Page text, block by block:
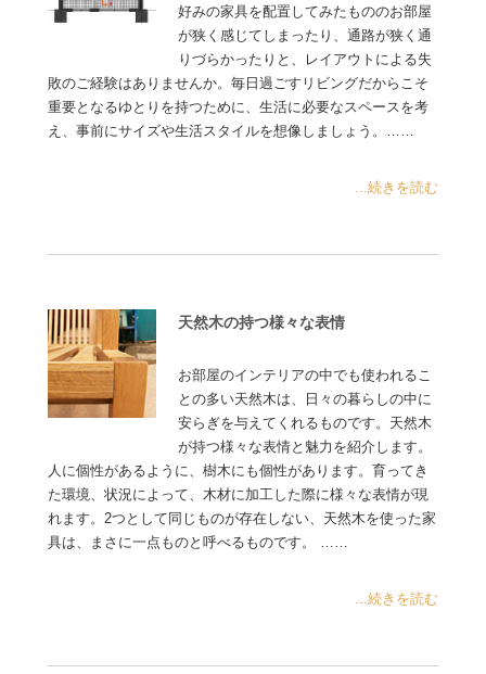
好みの家具を配置してみたもののお部屋
が狭く感じてしまったり、通路が狭く通
りづらかったりと、レイアウトによる失
敗のご経験はありませんか。毎日過ごすリビングだからこそ
重要となるゆとりを持つために、生活に必要なスペースを考
え、事前にサイズや生活スタイルを想像しましょう。……
...続きを読む
天然木の持つ様々な表情
お部屋のインテリアの中でも使われるこ
との多い天然木は、日々の暮らしの中に
安らぎを与えてくれるものです。天然木
が持つ様々な表情と魅力を紹介します。
人に個性があるように、樹木にも個性があります。育ってき
た環境、状況によって、木材に加工した際に様々な表情が現
れます。2つとして同じものが存在しない、天然木を使った家
具は、まさに一点ものと呼べるものです。 ……
...続きを読む